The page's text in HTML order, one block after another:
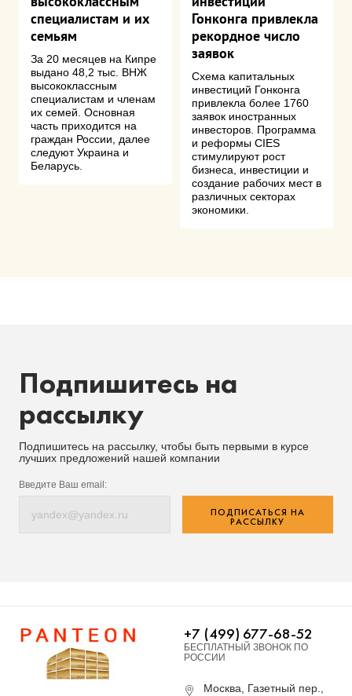
специалистам и их
семьям
За 20 месяцев на Кипре
выдано 48,2 тыс. ВНЖ
высококлассным
специалистам и членам
их семей. Основная
часть приходится на
граждан России, далее
следуют Украина и
Беларусь.
Гонконга привлекла
рекордное число
заявок
Схема капитальных
инвестиций Гонконга
привлекла более 1760
заявок иностранных
инвесторов. Программа
и реформы CIES
стимулируют рост
бизнеса, инвестиции и
создание рабочих мест в
различных секторах
экономики.
Подпишитесь на
рассылку
Подпишитесь на рассылку, чтобы быть первыми в курсе
лучших предложений нашей компании
Введите Ваш email:
ПОДПИСАТЬСЯ НА
РАССЫЛКУ
+7 (499) 677-68-52
БЕСПЛАТНЫЙ ЗВОНОК ПО
РОССИИ
Москва, Газетный пер.,